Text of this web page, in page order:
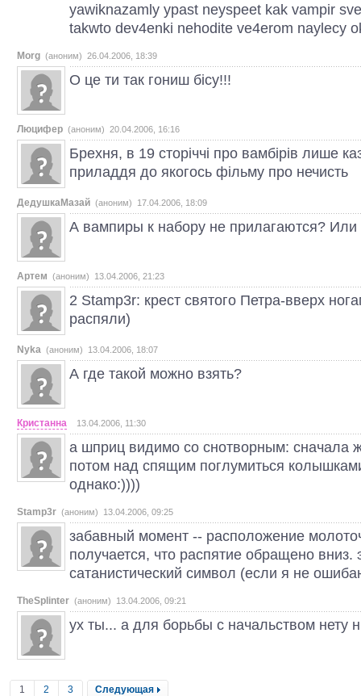
yawiknazamly ypast neyspeet kak vampir
takwto dev4enki nehodite ve4erom naylecy
Morg (аноним) 26.04.2006, 18:39
О це ти так гониш бісу!!!
Люцифер (аноним) 20.04.2006, 16:16
Брехня, в 19 сторіччі про вамбірів лише
приладдя до якогось фільму про нечисть
ДедушкаМазай (аноним) 17.04.2006, 18:09
А вампиры к набору не прилагаются? Или
Артем (аноним) 13.04.2006, 21:23
2 Stamp3r: крест святого Петра-вверх
распяли)
Nyka (аноним) 13.04.2006, 18:07
А где такой можно взять?
Кристанна 13.04.2006, 11:30
а шприц видимо со снотворным: сначала
потом над спящим поглумиться
однако:))))
Stamp3r (аноним) 13.04.2006, 09:25
забавный момент -- расположение
получается, что распятие обращено вниз.
сатанистический символ (если я не
TheSplinter (аноним) 13.04.2006, 09:21
ух ты... а для борьбы с начальством нету
1 2 3 Следующая